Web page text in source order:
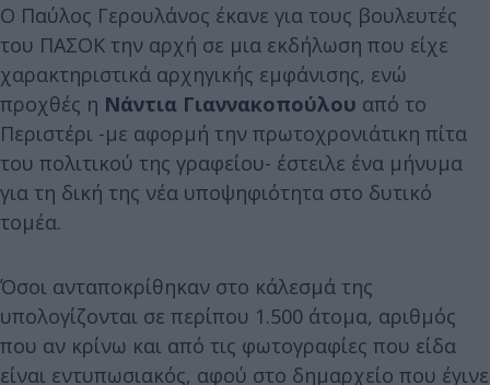
Ο Παύλος Γερουλάνος έκανε για τους βουλευτές
του ΠΑΣΟΚ την αρχή σε μια εκδήλωση που είχε
χαρακτηριστικά αρχηγικής εμφάνισης, ενώ
προχθές η Νάντια Γιαννακοπούλου από το
Περιστέρι -με αφορμή την πρωτοχρονιάτικη πίτα
του πολιτικού της γραφείου- έστειλε ένα μήνυμα
για τη δική της νέα υποψηφιότητα στο δυτικό
τομέα.
Όσοι ανταποκρίθηκαν στο κάλεσμά της
υπολογίζονται σε περίπου 1.500 άτομα, αριθμός
που αν κρίνω και από τις φωτογραφίες που είδα
είναι εντυπωσιακός, αφού στο δημαρχείο που έγινε